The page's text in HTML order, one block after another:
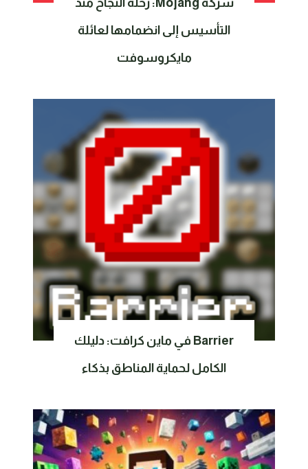
شركة Mojang: رحلة النجاح منذ
التأسيس إلى انضمامها لعائلة
مايكروسوفت
Barrier في ماين كرافت: دليلك
الكامل لحماية المناطق بذكاء